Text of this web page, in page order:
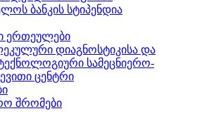
ბანკის სტიპენდია
ერთეულები
დიაგნოსტიკისა და
სამეცნიერო-
ცენტრი
შრომები